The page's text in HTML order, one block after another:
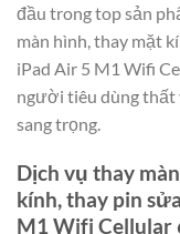
đầu trong top sản
màn hình, thay mặt
iPad Air 5 M1 Wifi
người tiêu dùng thất
sang trọng.
Dịch vụ thay
kính, thay pin
M1 Wifi Cellular